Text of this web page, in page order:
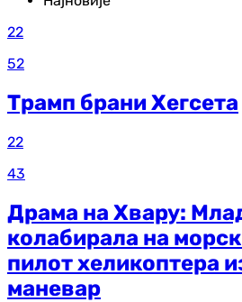
22
52
Трамп брани Хегсета
22
43
Драма на Хвару:
колабирала на
пилот хеликоптера
маневар